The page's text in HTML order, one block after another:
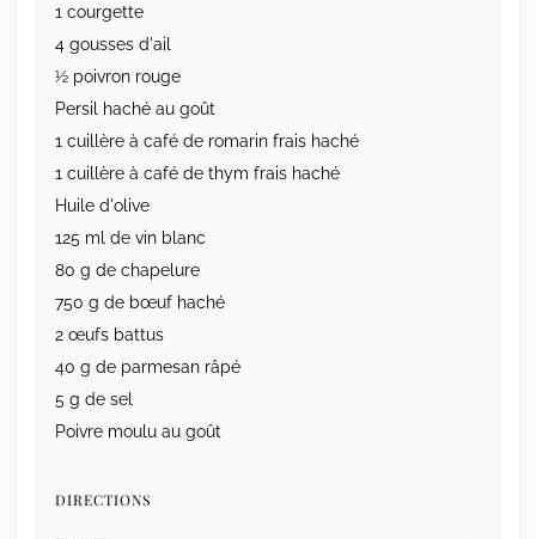
1 courgette
4 gousses d'ail
½ poivron rouge
Persil haché au goût
1 cuillère à café de romarin frais haché
1 cuillère à café de thym frais haché
Huile d'olive
125 ml de vin blanc
80 g de chapelure
750 g de bœuf haché
2 œufs battus
40 g de parmesan râpé
5 g de sel
Poivre moulu au goût
DIRECTIONS